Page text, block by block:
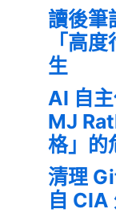
讀後筆
「高
生
AI 自
MJ
格」的
清理
自 CIA